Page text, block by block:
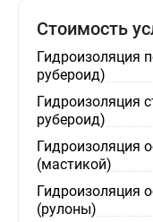
Стоимость
Гидроизоляция
рубероид)
Гидроизоляция
рубероид)
Гидроизоляция
(мастикой)
Гидроизоляция
(рулоны)